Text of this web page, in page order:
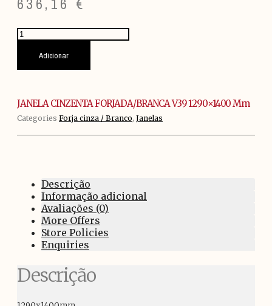
Quantidade
JANELA
1290x1400
mm
Adicionar
JANELA CINZENTA FORJADA/BRANCA V39 1290×1400 Mm
Categories Forja cinza / Branco, Janelas
Descrição
Informação adicional
Avaliações (0)
More Offers
Store Policies
Enquiries
Descrição